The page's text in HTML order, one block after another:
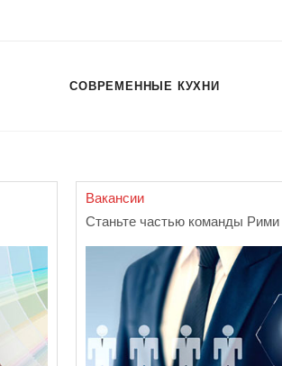
СОВРЕМЕННЫЕ КУХНИ
Вакансии
Станьте частью команды Рими